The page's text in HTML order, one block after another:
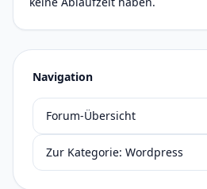
Navigation
Forum-Übersicht
Zur Kategorie: Wordpress